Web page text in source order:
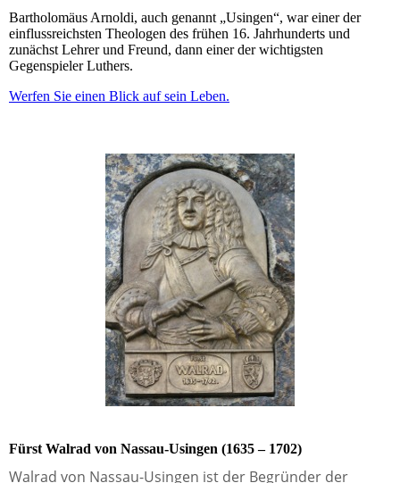
Bartholomäus Arnoldi, auch genannt „Usingen“, war einer der
einflussreichsten Theologen des frühen 16. Jahrhunderts und
zunächst Lehrer und Freund, dann einer der wichtigsten
Gegenspieler Luthers.
Werfen Sie einen Blick auf sein Leben.
Fürst Walrad von Nassau-Usingen (1635 – 1702)
Walrad von Nassau-Usingen ist der Begründer der